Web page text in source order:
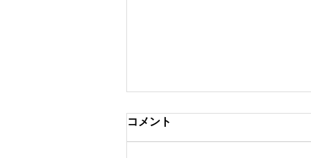
来店時のメイクについて
こんにちは！世田谷区・桜新町駅
コメント